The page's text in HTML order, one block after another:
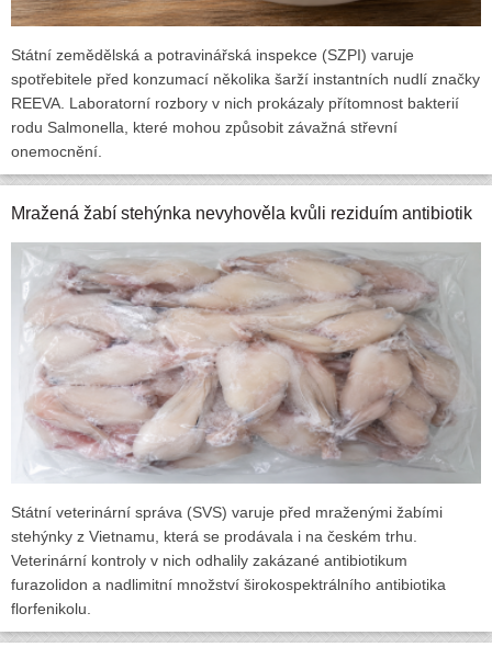
Státní zemědělská a potravinářská inspekce (SZPI) varuje
spotřebitele před konzumací několika šarží instantních nudlí značky
REEVA. Laboratorní rozbory v nich prokázaly přítomnost bakterií
rodu Salmonella, které mohou způsobit závažná střevní
onemocnění.
Mražená žabí stehýnka nevyhověla kvůli reziduím antibiotik
Státní veterinární správa (SVS) varuje před mraženými žabími
stehýnky z Vietnamu, která se prodávala i na českém trhu.
Veterinární kontroly v nich odhalily zakázané antibiotikum
furazolidon a nadlimitní množství širokospektrálního antibiotika
florfenikolu.